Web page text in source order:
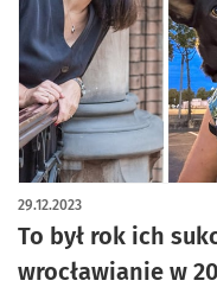
To był rok ich
wrocławianie w
29.12.2023
artykuł z galerią zdjęć